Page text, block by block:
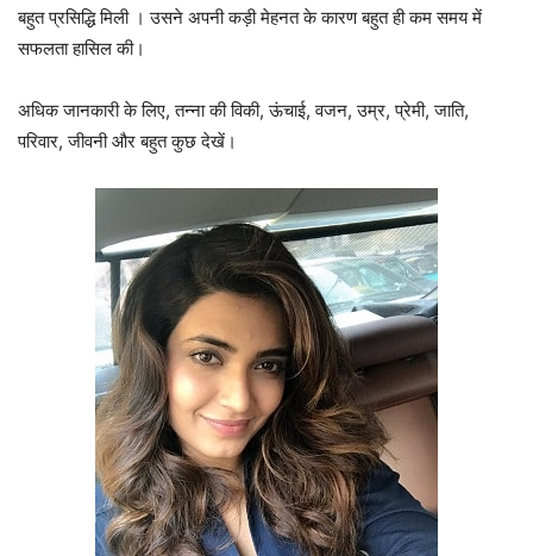
बहुत प्रसिद्धि मिली । उसने अपनी कड़ी मेहनत के कारण बहुत ही कम समय में
सफलता हासिल की।
अधिक जानकारी के लिए, तन्ना की विकी, ऊंचाई, वजन, उम्र, प्रेमी, जाति,
परिवार, जीवनी और बहुत कुछ देखें।